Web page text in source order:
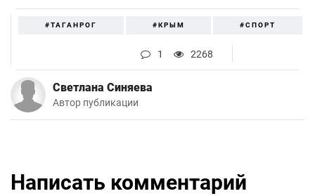
#ТАГАНРОГ #КРЫМ #СПОРТ
1 2268
Светлана Синяева
Автор публикации
Написать комментарий